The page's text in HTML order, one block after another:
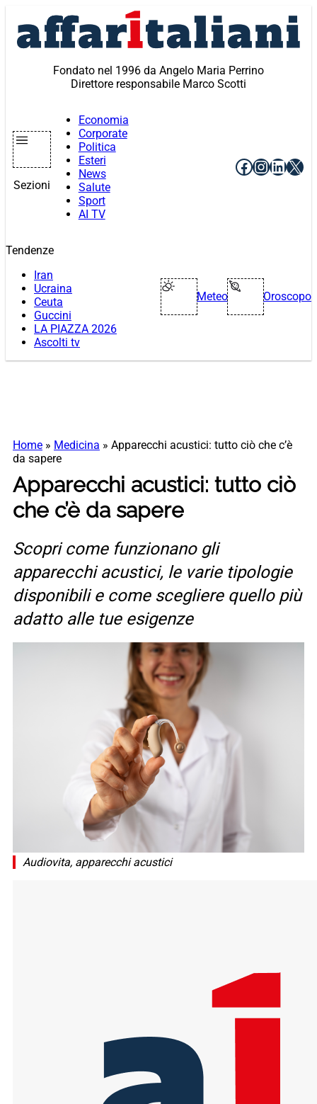
contenuto
Fondato nel 1996 da Angelo Maria Perrino
Direttore responsabile Marco Scotti
Sezioni
Economia
Corporate
Politica
Esteri
News
Salute
Sport
AI TV
Facebook
X
Tendenze
Iran
Ucraina
Ceuta
Guccini
LA PIAZZA 2026
Ascolti tv
Meteo Oroscopo
Home » Medicina » Apparecchi acustici: tutto ciò che c’è
da sapere
Apparecchi acustici: tutto ciò
che c’è da sapere
Scopri come funzionano gli
apparecchi acustici, le varie tipologie
disponibili e come scegliere quello più
adatto alle tue esigenze
Audiovita, apparecchi acustici